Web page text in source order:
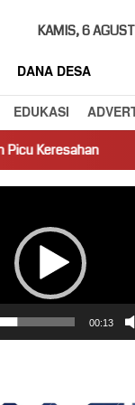
KAMIS, 6
DANA DESA
EDUKASI
Truk Miring
00:13